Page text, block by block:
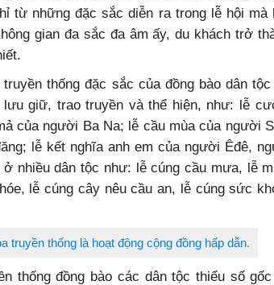
từ những đặc sắc diễn ra trong lễ hội mà
gian đa sắc đa âm ấy, du khách trở
thống đặc sắc của đồng bào dân
lưu giữ, trao truyền và thể hiện, như: lễ
của người Ba Na; lễ cầu mùa của người
lễ kết nghĩa anh em của người Êđê,
ở nhiều dân tộc như: lễ cúng cầu mưa, lễ
lễ cúng cây nêu cầu an, lễ cúng sức
truyền thống là hoạt động cộng đồng hấp dẫn.
thống đồng bào các dân tộc thiểu số